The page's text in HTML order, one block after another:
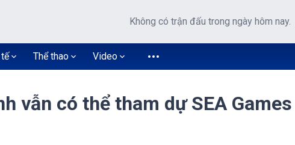
Không có trận đấu trong ngày hôm nay.
Thể thao Video
vẫn có thể tham dự SEA Games